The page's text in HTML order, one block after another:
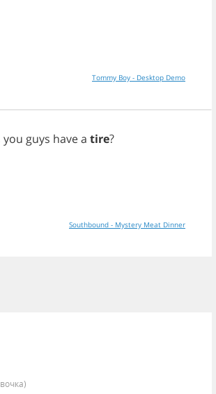
Tommy Boy - Desktop Demo
you guys havea tire?
Southbound - Mystery Meat Dinner